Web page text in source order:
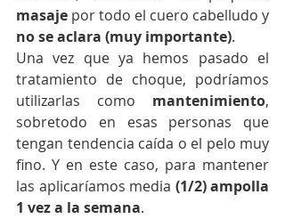
masaje
no se aclara (muy importante).
Una vez que ya hemos pasado el
tratamiento de choque, podríamos
utilizarlas como mantenimiento,
sobretodo en esas personas que
tengan tendencia caída o el pelo muy
fino. Y en este caso, para mantener
las aplicaríamos media (1/2) ampolla
1 vez a la semana.